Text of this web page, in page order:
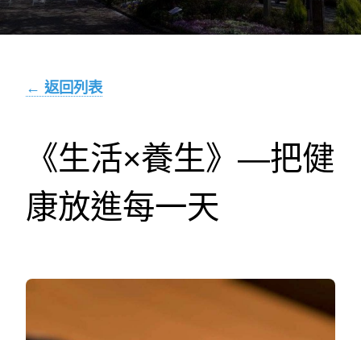
← 返回列表
《生活×養生》—把健
康放進每一天